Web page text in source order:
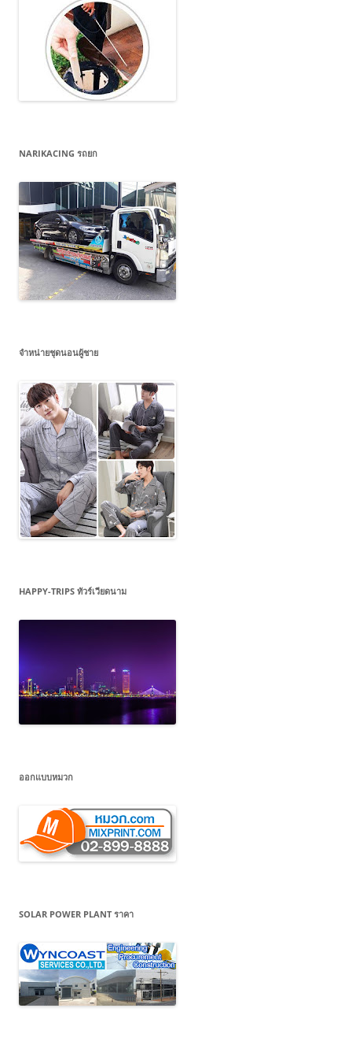
NARIKACING รถยก
จำหน่ายชุดนอนผู้ชาย
HAPPY-TRIPS ทัวร์เวียดนาม
ออกแบบหมวก
SOLAR POWER PLANT ราคา